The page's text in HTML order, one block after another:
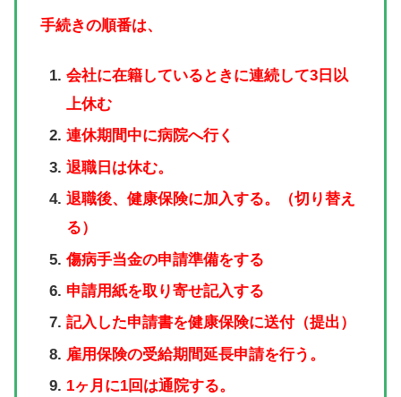
手続きの順番は、
会社に在籍しているときに連続して3日以
上休む
連休期間中に病院へ行く
退職日は休む。
退職後、健康保険に加入する。（切り替え
る）
傷病手当金の申請準備をする
申請用紙を取り寄せ記入する
記入した申請書を健康保険に送付（提出）
雇用保険の受給期間延長申請を行う。
1ヶ月に1回は通院する。